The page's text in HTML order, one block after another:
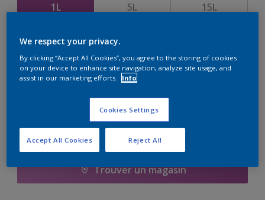
1L 5L 15L
Quantité Calculateur de peinture
Calculer
Ajouter à la liste d’achats
Trouver un magasin
We respect your privacy.
By clicking “Accept All Cookies”, you agree to the storing of cookies
on your device to enhance site navigation, analyze site usage, and
assist in our marketing efforts.
Info
Cookies Settings
Reject All
Accept All Cookies